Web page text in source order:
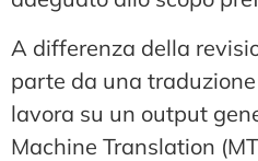
A differenza della
parte da una
lavora su un output
Machine Translation